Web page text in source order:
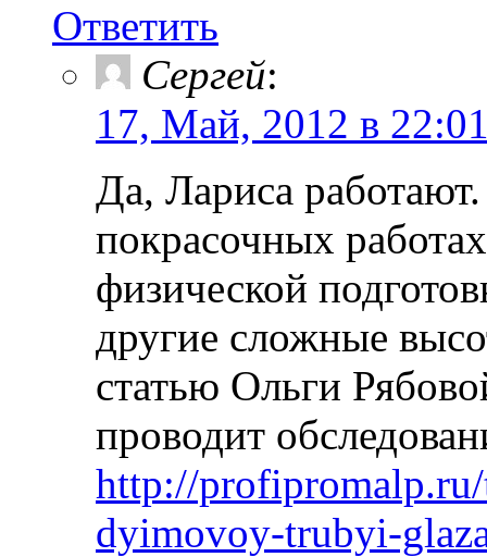
Ответить
Сергей:
17, Май, 2012 в
Да, Лариса
покрасочных
физической
другие сложные
статью Ольги
проводит
http://
dyimovoy-trubyi-